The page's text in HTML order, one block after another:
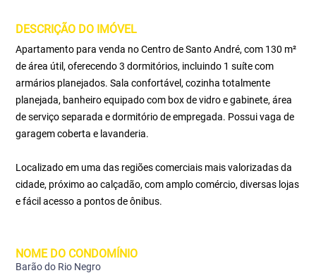
DESCRIÇÃO DO IMÓVEL
Apartamento para venda no Centro de Santo André, com 130 m²
de área útil, oferecendo 3 dormitórios, incluindo 1 suíte com
armários planejados. Sala confortável, cozinha totalmente
planejada, banheiro equipado com box de vidro e gabinete, área
de serviço separada e dormitório de empregada. Possui vaga de
garagem coberta e lavanderia.
Localizado em uma das regiões comerciais mais valorizadas da
cidade, próximo ao calçadão, com amplo comércio, diversas lojas
e fácil acesso a pontos de ônibus.
NOME DO CONDOMÍNIO
Barão do Rio Negro